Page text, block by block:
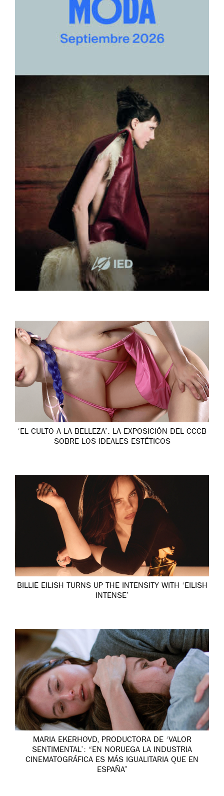
‘EL CULTO A LA BELLEZA’: LA EXPOSICIÓN DEL CCCB
SOBRE LOS IDEALES ESTÉTICOS
BILLIE EILISH TURNS UP THE INTENSITY WITH ‘EILISH
INTENSE’
MARIA EKERHOVD, PRODUCTORA DE ‘VALOR
SENTIMENTAL’: “EN NORUEGA LA INDUSTRIA
CINEMATOGRÁFICA ES MÁS IGUALITARIA QUE EN
ESPAÑA”